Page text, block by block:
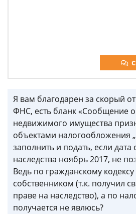
Я вам благодарен за скорый
ФНС, есть бланк «Сообщение
недвижимого имущества
объектами налогообложения
заполнить и подать, если дата
наследства ноябрь 2017, не
Ведь по гражданскому
собственником (т.к. получил
праве на наследство), а по
получается не явлюсь?